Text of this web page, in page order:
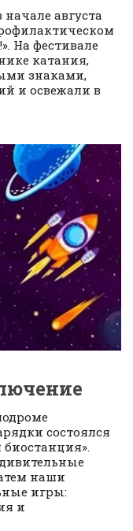
начале августа
На фестивале
катания,
знаками,
и освежали в
состоялся
наши
игры:
и